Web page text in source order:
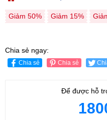
Giảm 50% Giảm 15%
Chia sẻ ngay:
Chia sẻ Chia sẻ
Để được hỗ